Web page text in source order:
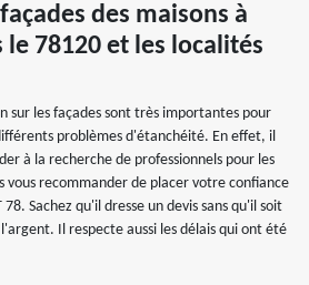
des maisons à
le 78120 et les localités
sur les façades sont très importantes pour
problèmes d'étanchéité. En effet, il
à la recherche de professionnels pour les
vous recommander de placer votre confiance
Sachez qu'il dresse un devis sans qu'il soit
Il respecte aussi les délais qui ont été